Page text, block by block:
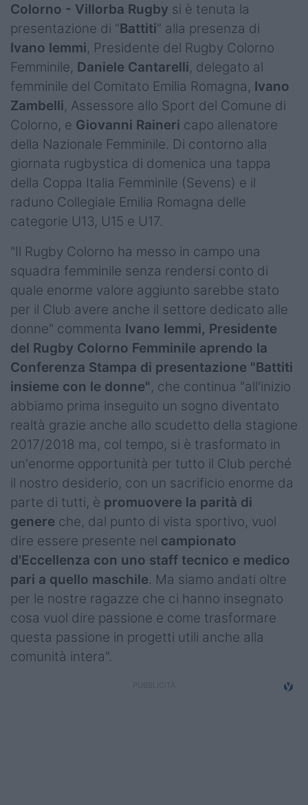
Colorno - Villorba Rugby si è tenuta la
presentazione di “Battiti” alla presenza di
Ivano Iemmi, Presidente del Rugby Colorno
Femminile, Daniele Cantarelli, delegato al
femminile del Comitato Emilia Romagna, Ivano
Zambelli, Assessore allo Sport del Comune di
Colorno, e Giovanni Raineri capo allenatore
della Nazionale Femminile. Di contorno alla
giornata rugbystica di domenica una tappa
della Coppa Italia Femminile (Sevens) e il
raduno Collegiale Emilia Romagna delle
categorie U13, U15 e U17.
"Il Rugby Colorno ha messo in campo una
squadra femminile senza rendersi conto di
quale enorme valore aggiunto sarebbe stato
per il Club avere anche il settore dedicato alle
donne" commenta Ivano Iemmi, Presidente
del Rugby Colorno Femminile aprendo la
Conferenza Stampa di presentazione "Battiti
insieme con le donne", che continua "all'inizio
abbiamo prima inseguito un sogno diventato
realtà grazie anche allo scudetto della stagione
2017/2018 ma, col tempo, si è trasformato in
un'enorme opportunità per tutto il Club perché
il nostro desiderio, con un sacrificio enorme da
parte di tutti, è promuovere la parità di
genere che, dal punto di vista sportivo, vuol
dire essere presente nel campionato
d'Eccellenza con uno staff tecnico e medico
pari a quello maschile. Ma siamo andati oltre
per le nostre ragazze che ci hanno insegnato
cosa vuol dire passione e come trasformare
questa passione in progetti utili anche alla
comunità intera".